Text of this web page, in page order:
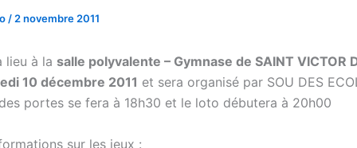
/ 2 novembre 2011
lieu à la salle polyvalente – Gymnase de SAINT VICTOR
10 décembre 2011 et sera organisé par SOU DES
portes se fera à 18h30 et le loto débutera à 20h00
sur les jeux :